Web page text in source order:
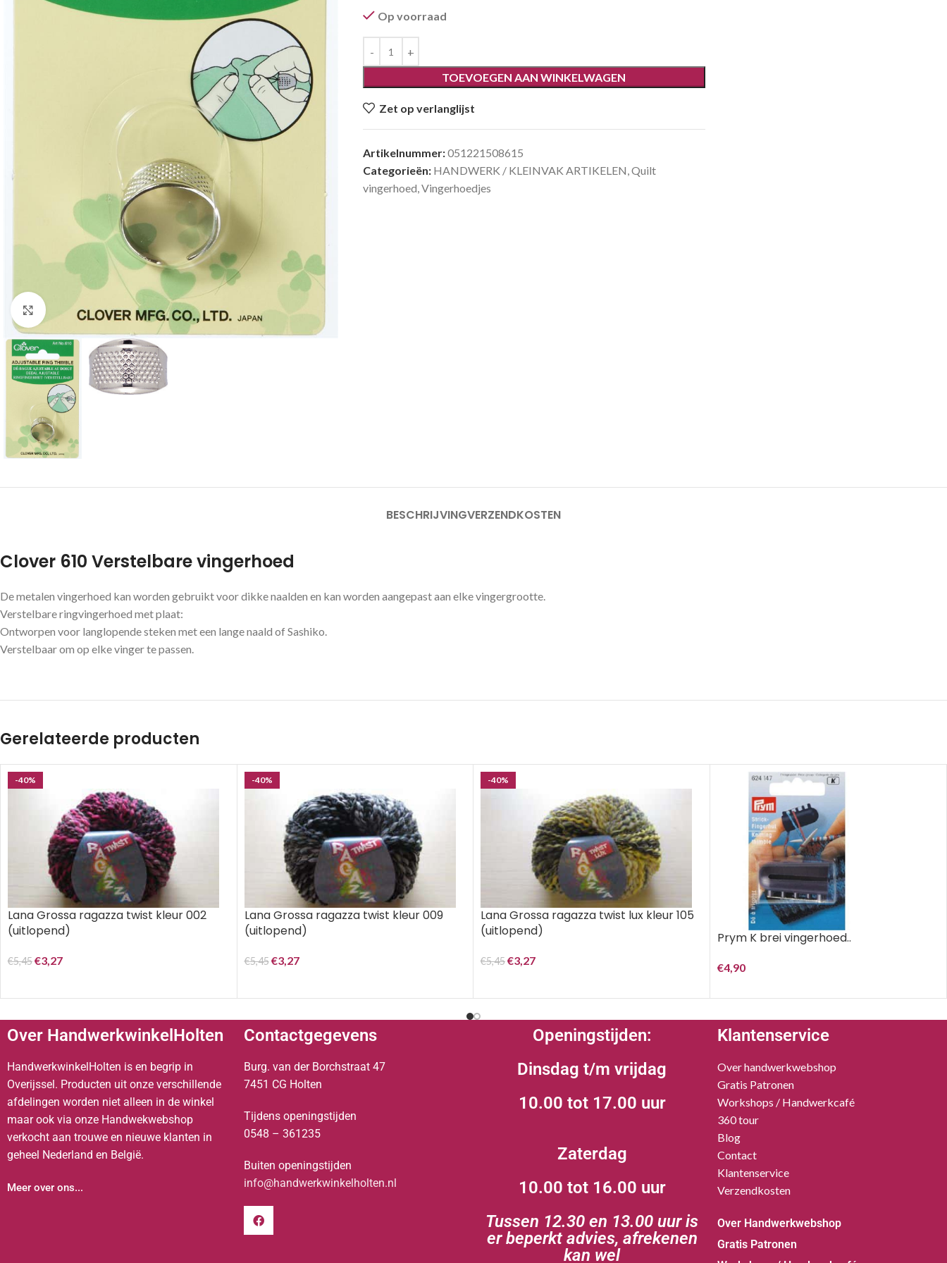
Klik om te vergroten
Op voorraad
TOEVOEGEN AAN WINKELWAGEN
Zet op verlanglijst
Artikelnummer:051221508615
Categorieën: HANDWERK / KLEINVAK ARTIKELEN,Quilt
vingerhoed,Vingerhoedjes
BESCHRIJVINGVERZENDKOSTEN
Clover 610 Verstelbare vingerhoed
De metalen vingerhoed kan worden gebruikt voor dikke naalden en kan worden aangepast aan elke vingergrootte.
Verstelbare ringvingerhoed met plaat:
Ontworpen voor langlopende steken met een lange naald of Sashiko.
Verstelbaar om op elke vinger te passen.
Gerelateerde producten
-40%
Lana Grossa ragazza twist kleur 002
(uitlopend)
€5,45€3,27
-40%
Lana Grossa ragazza twist kleur 009
(uitlopend)
€5,45 €3,27
-40%
Lana Grossa ragazza twist lux kleur 105
(uitlopend)
€5,45€3,27
Prym K brei vingerhoed..
€4,90
Over HandwerkwinkelHolten
HandwerkwinkelHolten is en begrip in
Overijssel. Producten uit onze verschillende
afdelingen worden niet alleen in de winkel
maar ook via onze Handwekwebshop
verkocht aan trouwe en nieuwe klanten in
geheel Nederland en België.
Meer over ons...
Contactgegevens
Burg. van der Borchstraat 47
7451 CG Holten
Tijdens openingstijden
0548 – 361235
Buiten openingstijden
info@handwerkwinkelholten.nl
Openingstijden:
Dinsdag t/m vrijdag
10.00 tot 17.00 uur
Zaterdag
10.00 tot 16.00 uur
Tussen 12.30 en 13.00 uur is
er beperkt advies, afrekenen
kan wel
Klantenservice
Over handwerkwebshop
Gratis Patronen
Workshops / Handwerkcafé
360 tour
Blog
Contact
Klantenservice
Verzendkosten
Over Handwerkwebshop
Gratis Patronen